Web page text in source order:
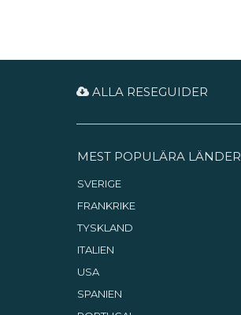
ALLA RESEGUIDER
MEST POPULÄRA LÄNDER
SVERIGE
FRANKRIKE
TYSKLAND
ITALIEN
USA
SPANIEN